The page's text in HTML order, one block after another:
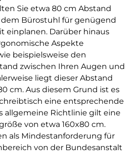
Sie etwa 80 cm Abstand
Bürostuhl für genügend
einplanen. Darüber hinaus
Aspekte
beispielsweise den
zwischen Ihren Augen und
liegt dieser Abstand
cm. Aus diesem Grund ist es
eine entsprechende
allgemeine Richtlinie gilt eine
von etwa 160x80 cm.
als Mindestanforderung für
von der Bundesanstalt